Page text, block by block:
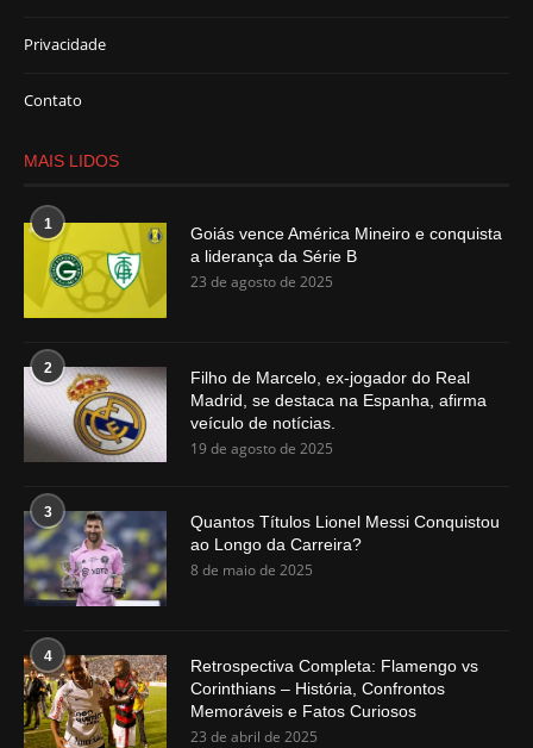
Privacidade
Contato
MAIS LIDOS
1
Goiás vence América Mineiro e conquista
a liderança da Série B
23 de agosto de 2025
2
Filho de Marcelo, ex-jogador do Real
Madrid, se destaca na Espanha, afirma
veículo de notícias.
19 de agosto de 2025
3
Quantos Títulos Lionel Messi Conquistou
ao Longo da Carreira?
8 de maio de 2025
4
Retrospectiva Completa: Flamengo vs
Corinthians – História, Confrontos
Memoráveis e Fatos Curiosos
23 de abril de 2025